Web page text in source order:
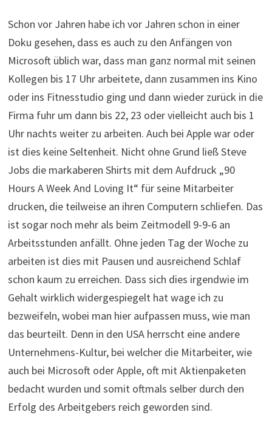
Schon vor Jahren habe ich vor Jahren schon in einer
Doku gesehen, dass es auch zu den Anfängen von
Microsoft üblich war, dass man ganz normal mit seinen
Kollegen bis 17 Uhr arbeitete, dann zusammen ins Kino
oder ins Fitnesstudio ging und dann wieder zurück in die
Firma fuhr um dann bis 22, 23 oder vielleicht auch bis 1
Uhr nachts weiter zu arbeiten. Auch bei Apple war oder
ist dies keine Seltenheit. Nicht ohne Grund ließ Steve
Jobs die markaberen Shirts mit dem Aufdruck „90
Hours A Week And Loving It“ für seine Mitarbeiter
drucken, die teilweise an ihren Computern schliefen. Das
ist sogar noch mehr als beim Zeitmodell 9-9-6 an
Arbeitsstunden anfällt. Ohne jeden Tag der Woche zu
arbeiten ist dies mit Pausen und ausreichend Schlaf
schon kaum zu erreichen. Dass sich dies irgendwie im
Gehalt wirklich widergespiegelt hat wage ich zu
bezweifeln, wobei man hier aufpassen muss, wie man
das beurteilt. Denn in den USA herrscht eine andere
Unternehmens-Kultur, bei welcher die Mitarbeiter, wie
auch bei Microsoft oder Apple, oft mit Aktienpaketen
bedacht wurden und somit oftmals selber durch den
Erfolg des Arbeitgebers reich geworden sind.